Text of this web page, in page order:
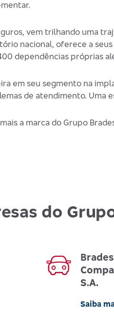
vem trilhando uma
nacional, oferece a
dependências próprias
em seu segmento na
de atendimento. Uma
a marca do Grupo
do
S.A.
Saiba